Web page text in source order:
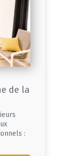
de la
: